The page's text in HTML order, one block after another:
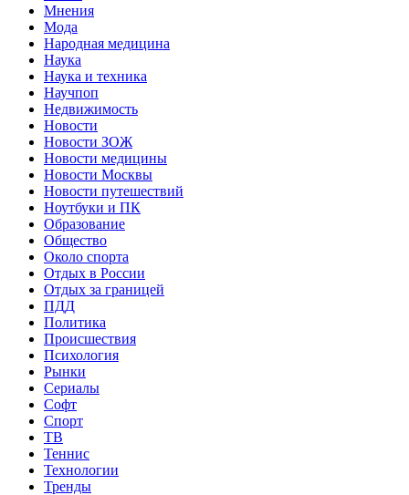
Мнения
Мода
Народная медицина
Наука
Наука и техника
Научпоп
Недвижимость
Новости
Новости ЗОЖ
Новости медицины
Новости Москвы
Новости путешествий
Ноутбуки и ПК
Образование
Общество
Около спорта
Отдых в России
Отдых за границей
ПДД
Политика
Происшествия
Психология
Рынки
Сериалы
Софт
Спорт
ТВ
Теннис
Технологии
Тренды